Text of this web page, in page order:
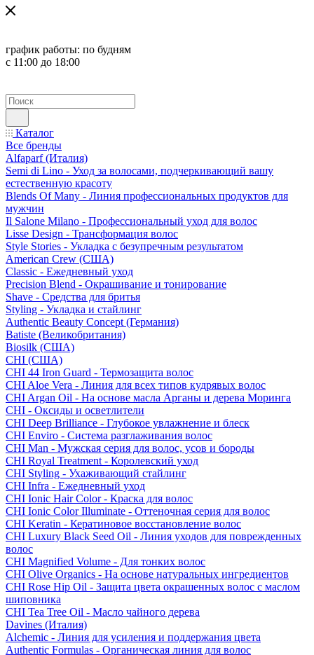
график работы: по будням
с 11:00 до 18:00
Каталог
Все бренды
Alfaparf (Италия)
Semi di Lino - Уход за волосами, подчеркивающий вашу
естественную красоту
Blends Of Many - Линия профессиональных продуктов для
мужчин
Il Salone Milano - Профессиональный уход для волос
Lisse Design - Трансформация волос
Style Stories - Укладка с безупречным результатом
American Crew (США)
Classic - Ежедневный уход
Precision Blend - Окрашивание и тонирование
Shave - Средства для бритья
Styling - Укладка и стайлинг
Authentic Beauty Concept (Германия)
Batiste (Великобритания)
Biosilk (США)
CHI (США)
CHI 44 Iron Guard - Термозащита волос
CHI Aloe Vera - Линия для всех типов кудрявых волос
CHI Argan Oil - На основе масла Арганы и дерева Моринга
CHI - Оксиды и осветлители
CHI Deep Brilliance - Глубокое увлажнение и блеск
CHI Enviro - Система разглаживания волос
CHI Man - Мужская серия для волос, усов и бороды
CHI Royal Treatment - Королевский уход
CHI Styling - Ухаживающий стайлинг
CHI Infra - Ежедневный уход
CHI Ionic Hair Color - Краска для волос
CHI Ionic Color Illuminate - Оттеночная серия для волос
CHI Keratin - Кератиновое восстановление волос
CHI Luxury Black Seed Oil - Линия уходов для поврежденных
волос
CHI Magnified Volume - Для тонких волос
CHI Olive Organics - На основе натуральных ингредиентов
CHI Rose Hip Oil - Защита цвета окрашенных волос с маслом
шиповника
CHI Tea Tree Oil - Масло чайного дерева
Davines (Италия)
Alchemic - Линия для усиления и поддержания цвета
Authentic Formulas - Органическая линия для волос